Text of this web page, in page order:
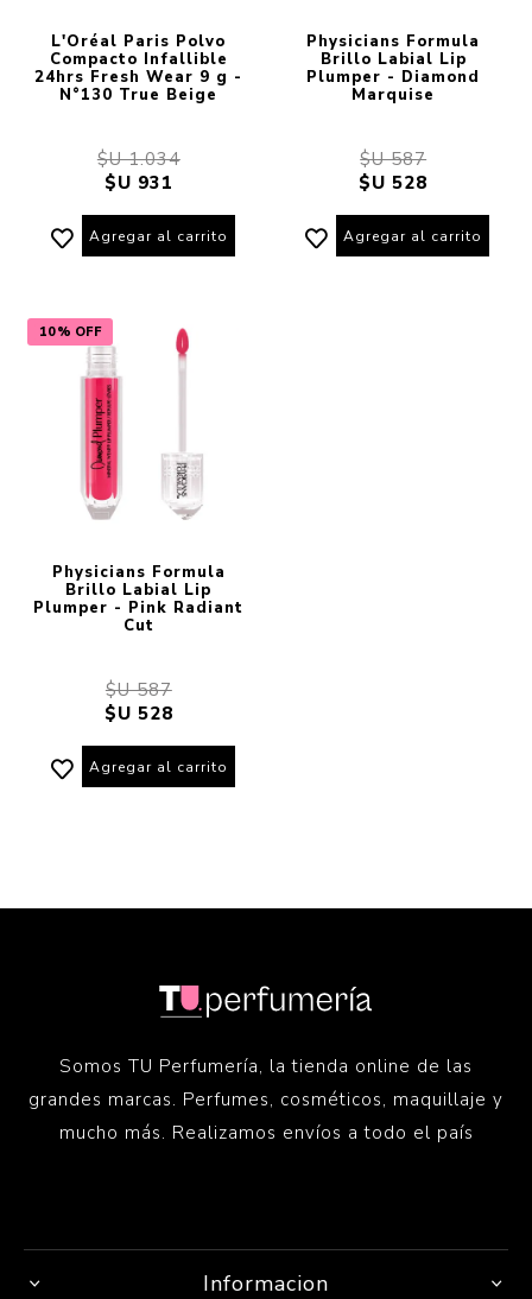
L'Oréal Paris Polvo
Compacto Infallible
24hrs Fresh Wear 9 g -
N°130 True Beige
$U 1.034
$U 931
Agregar al carrito
Physicians Formula
Brillo Labial Lip
Plumper - Diamond
Marquise
$U 587
$U 528
Agregar al carrito
10% OFF
Physicians Formula
Brillo Labial Lip
Plumper - Pink Radiant
Cut
$U 587
$U 528
Agregar al carrito
Somos TU Perfumería, la tienda online de las
grandes marcas. Perfumes, cosméticos, maquillaje y
mucho más. Realizamos envíos a todo el país
Informacion